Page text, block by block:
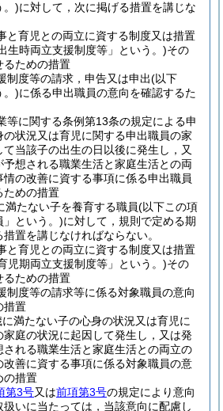
。)に対して，次に掲げる措置を講じな
と育児との両立に資する制度又は措置
生時両立支援制度等」という。)その
るための措置
制度等の請求，申告又は申出(以下
。)に係る申出職員の意向を確認するた
等に関する条例第13条の規定による申
状況又は育児に関する申出職員の家
当該子の出生の日以後に発生し，又
予想される職業生活と家庭生活との両
情の改善に資する事項に係る申出職員
ための措置
満たない子を養育する職員(以下この項
」という。)に対して，規則で定める期
置を講じなければならない。
と育児との両立に資する制度又は措置
児期両立支援制度等」という。)その
るための措置
制度等の請求等に係る対象職員の意向
措置
満たない子の心身の状況又は育児に
家庭の状況に起因して発生し，又は発
される職業生活と家庭生活との両立の
改善に資する事項に係る対象職員の意
の措置
第3号又は前項第3号の規定により意向
いに当たっては，当該意向に配慮し